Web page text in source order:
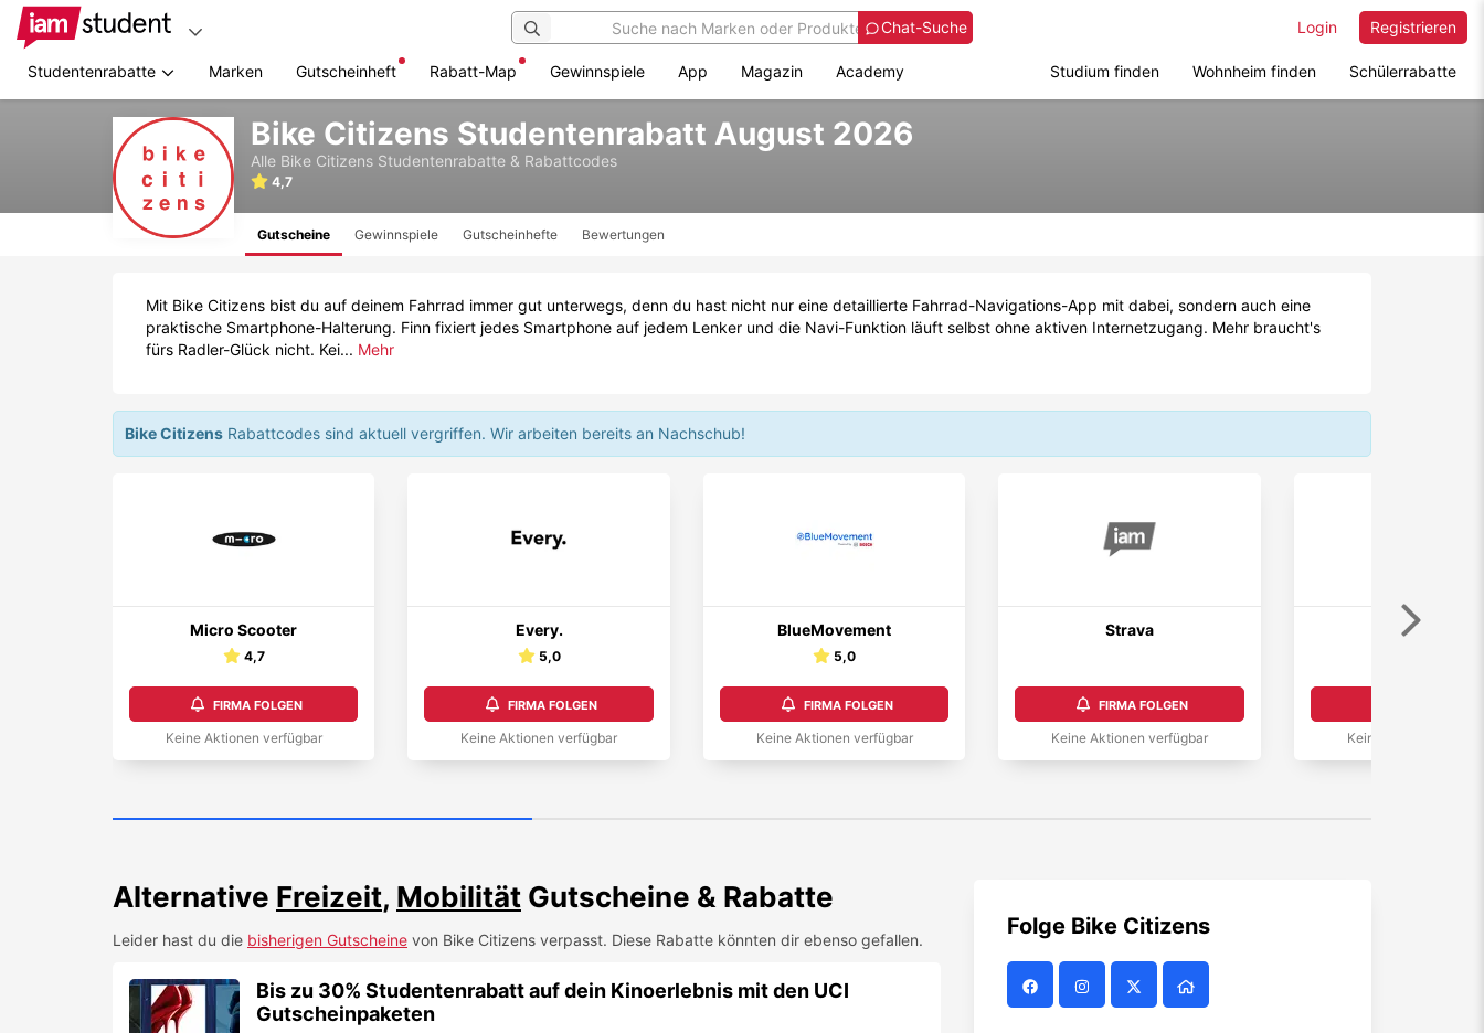
Chat-Suche Registrieren
Login
Studentenrabatte Marken Gutscheinheft Rabatt-Map Gewinnspiele App Magazin Academy Studium finden Wohnheim finden Schülerrabatte
Bike Citizens Studentenrabatt August 2026
Alle Bike Citizens Studentenrabatte & Rabattcodes
4,7
Gutscheine Gewinnspiele Gutscheinhefte Bewertungen
Mit Bike Citizens bist du auf deinem Fahrrad immer gut unterwegs, denn du hast nicht nur eine detaillierte Fahrrad-Navigations-App mit dabei, sondern auch eine
praktische Smartphone-Halterung. Finn fixiert jedes Smartphone auf jedem Lenker und die Navi-Funktion läuft selbst ohne aktiven Internetzugang. Mehr braucht's
fürs Radler-Glück nicht. Kei... Mehr
Bike Citizens Rabattcodes sind aktuell vergriffen. Wir arbeiten bereits an Nachschub!
Micro Scooter
4,7
FIRMA FOLGEN
Keine Aktionen verfügbar
Every.
5,0
FIRMA FOLGEN
Keine Aktionen verfügbar
BlueMovement
5,0
FIRMA FOLGEN
Keine Aktionen verfügbar
Strava
FIRMA FOLGEN
Keine Aktionen verfügbar
Eat for Fit
Keine Aktionen
Alternative Freizeit, Mobilität Gutscheine & Rabatte
Leider hast du die bisherigen Gutscheine von Bike Citizens verpasst. Diese Rabatte könnten dir ebenso gefallen.
Bis zu 30% Studentenrabatt auf dein Kinoerlebnis mit den UCI
Gutscheinpaketen
Folge Bike Citizens